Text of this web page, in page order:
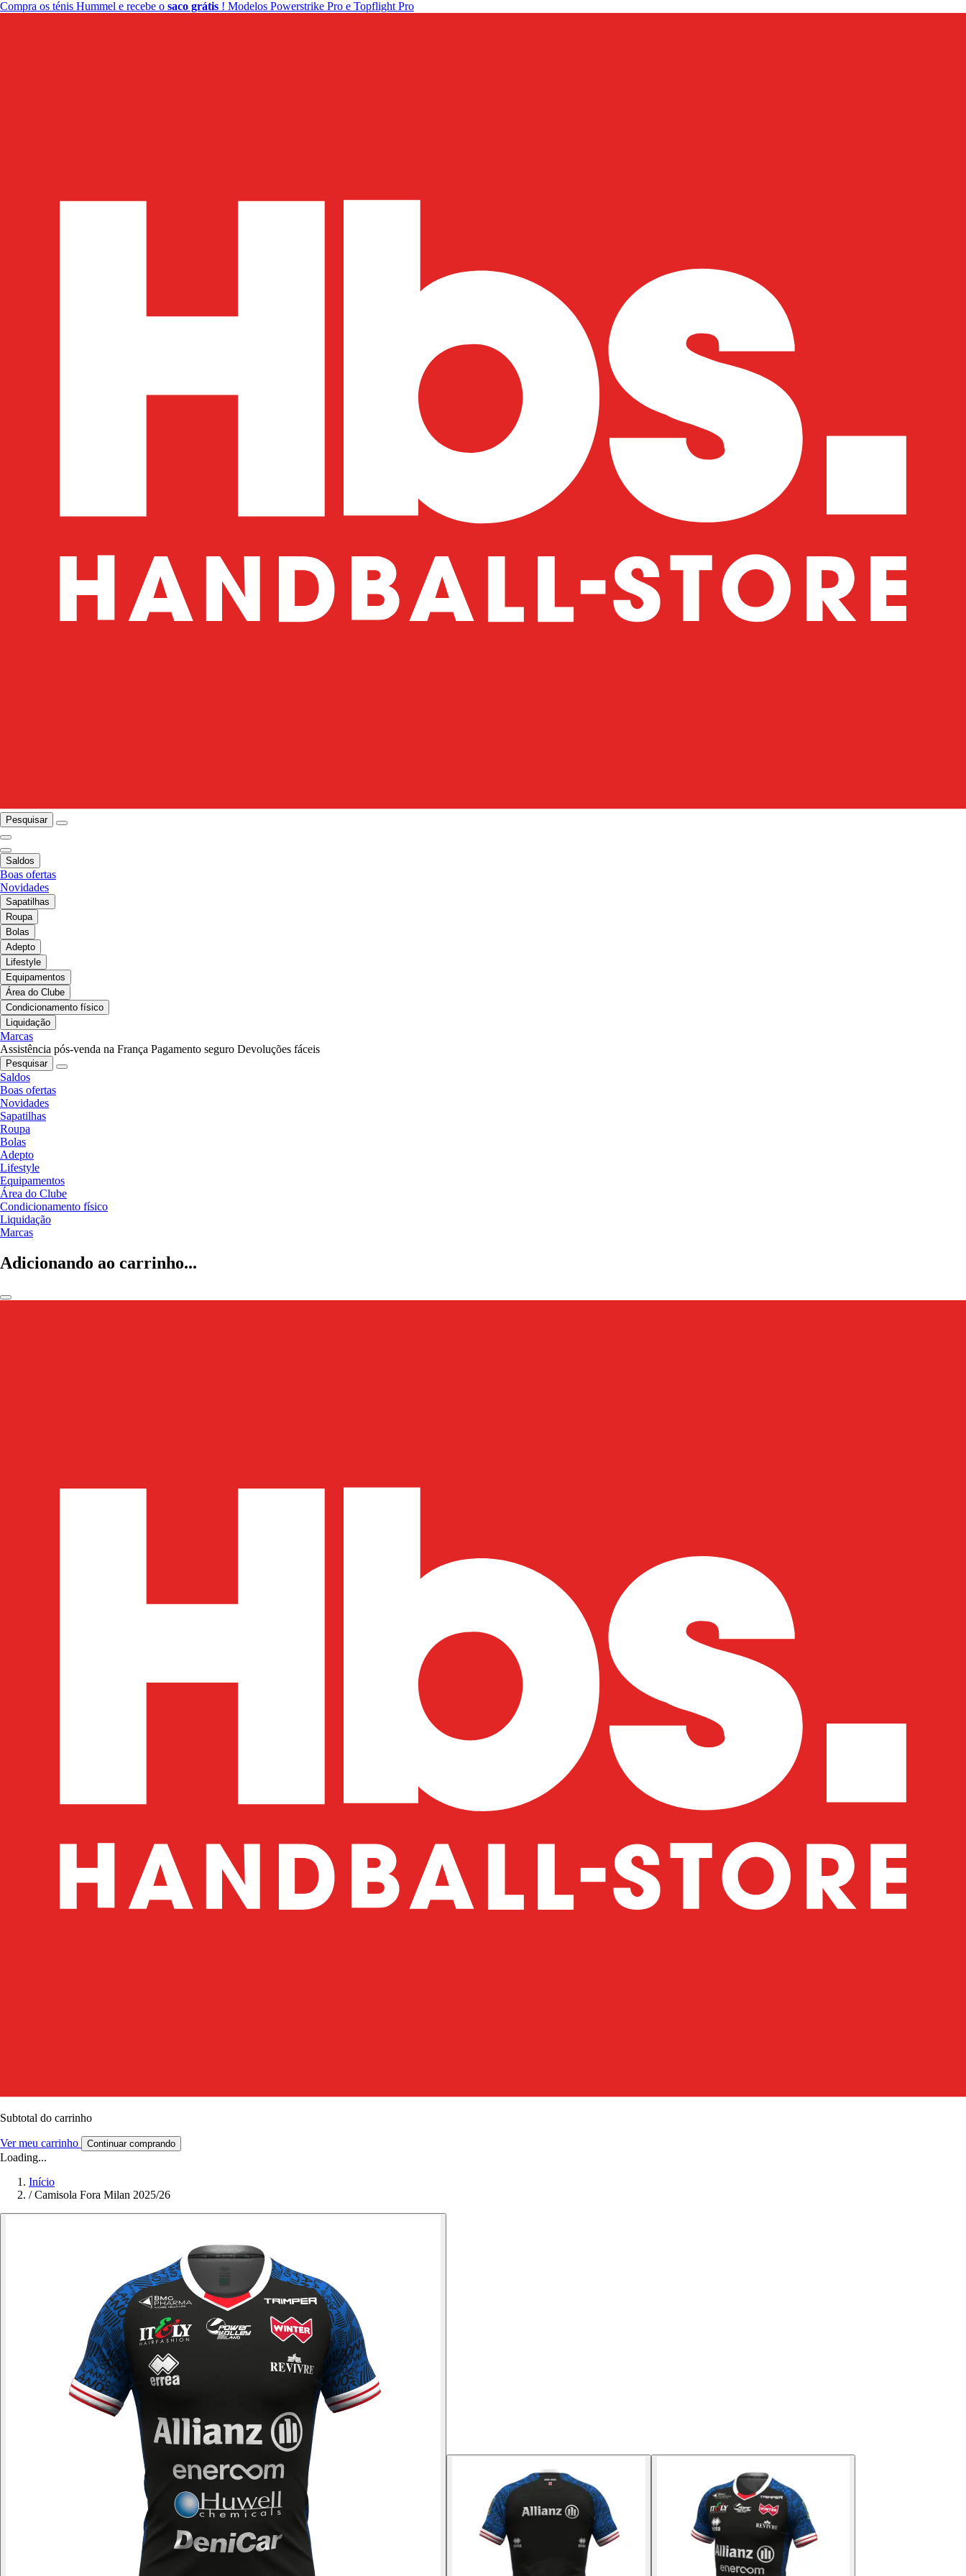
Compra os ténis Hummel e recebe o saco grátis ! Modelos Powerstrike Pro e Topflight Pro
Pesquisar
Saldos
Boas ofertas
Novidades
Sapatilhas
Roupa
Bolas
Adepto
Lifestyle
Equipamentos
Área do Clube
Condicionamento físico
Liquidação
Marcas
Assistência pós-venda na França Pagamento seguro Devoluções fáceis
Pesquisar
Saldos
Boas ofertas
Novidades
Sapatilhas
Roupa
Bolas
Adepto
Lifestyle
Equipamentos
Área do Clube
Condicionamento físico
Liquidação
Marcas
Adicionando ao carrinho...
Subtotal do carrinho
Ver meu carrinho Continuar comprando
Loading...
Início
/ Camisola Fora Milan 2025/26